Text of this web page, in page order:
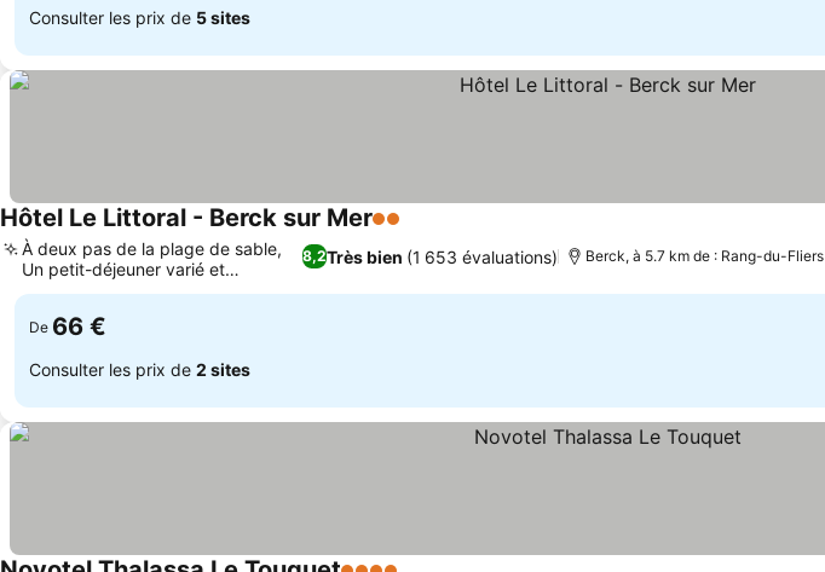
Consulter les prix de 5 sites
Hôtel Le Littoral - Berck sur Mer2 Étoiles
8,2Très bien (1 653 évaluations)
À deux pas de la plage de sable,
Un petit-déjeuner varié et
généreux
Berck, à 5.7 km de : Rang-du-Fliers
De 66 €
Consulter les prix de 2 sites